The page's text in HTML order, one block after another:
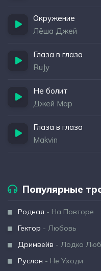
Окружение
Лёша Джей
Глаза в глаза
RuJy
Не болит
Джей Мар
Глаза в глаза
Makvin
Популярные
Родная - На Повторе
Гектор - Любовь
Дримвейв - Лодка
Руслан - Не Уходи